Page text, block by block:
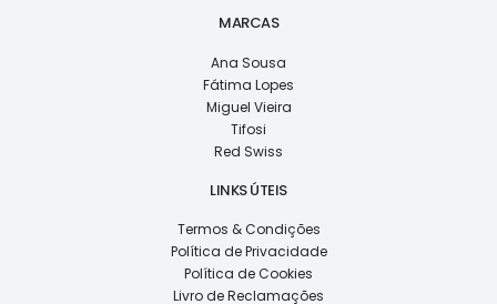
MARCAS
Ana Sousa
Fátima Lopes
Miguel Vieira
Tifosi
Red Swiss
LINKS ÚTEIS
Termos & Condições
Política de Privacidade
Política de Cookies
Livro de Reclamações